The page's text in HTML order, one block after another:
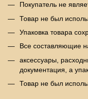
Покупатель не
Товар не был
Упаковка товара
Все составляющие
аксессуары,
документация, а
Товар не был